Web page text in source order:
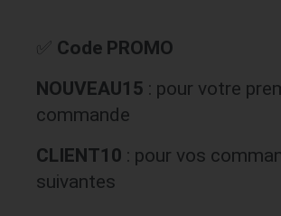
✅ Code PROMO
NOUVEAU15 : pour votre
commande
CLIENT10 : pour vos
suivantes